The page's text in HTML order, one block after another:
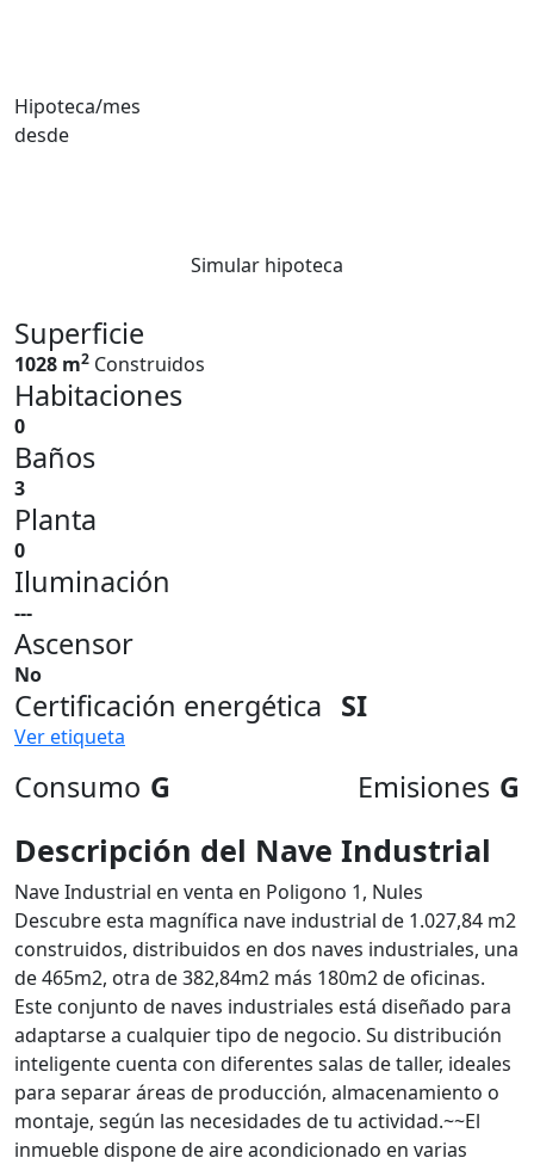
Hipoteca/mes
desde
Simular hipoteca
Superficie
1028 m2 Construidos
Habitaciones
0
Baños
3
Planta
0
Iluminación
---
Ascensor
No
Certificación energética SI
Ver etiqueta
Consumo G Emisiones G
Descripción del Nave Industrial
Nave Industrial en venta en Poligono 1, Nules
Descubre esta magnífica nave industrial de 1.027,84 m2
construidos, distribuidos en dos naves industriales, una
de 465m2, otra de 382,84m2 más 180m2 de oficinas.
Este conjunto de naves industriales está diseñado para
adaptarse a cualquier tipo de negocio. Su distribución
inteligente cuenta con diferentes salas de taller, ideales
para separar áreas de producción, almacenamiento o
montaje, según las necesidades de tu actividad.~~El
inmueble dispone de aire acondicionado en varias